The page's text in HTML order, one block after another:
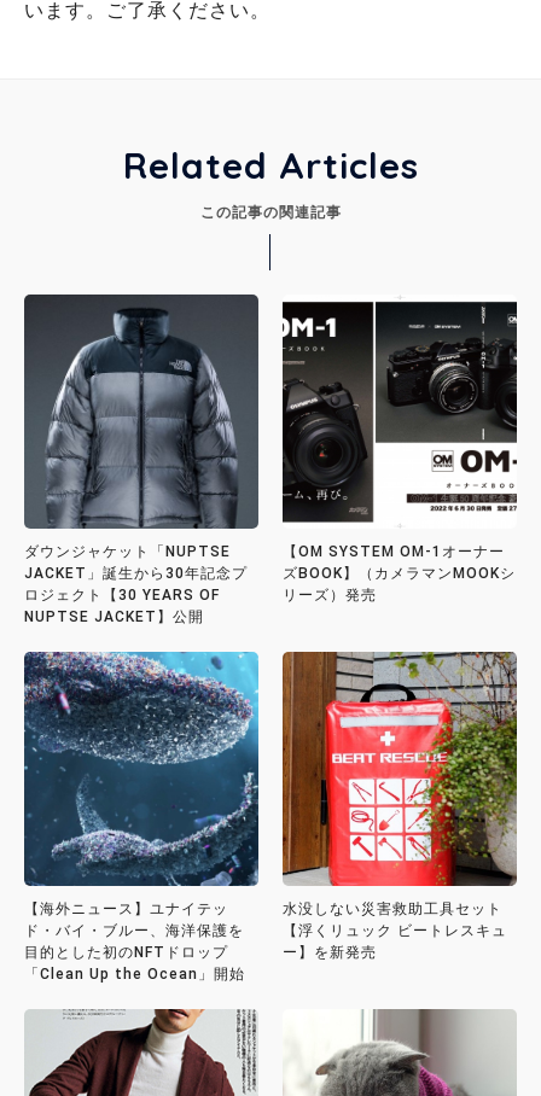
います。ご了承ください。
Related Articles
この記事の関連記事
ダウンジャケット「NUPTSE
JACKET」誕生から30年記念プ
ロジェクト【30 YEARS OF
NUPTSE JACKET】公開
【OM SYSTEM OM-1オーナー
ズBOOK】（カメラマンMOOKシ
リーズ）発売
【海外ニュース】ユナイテッ
ド・バイ・ブルー、海洋保護を
目的とした初のNFTドロップ
「Clean Up the Ocean」開始
水没しない災害救助工具セット
【浮くリュック ビートレスキュ
ー】を新発売